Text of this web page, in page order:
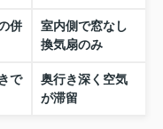
併
室内側で窓なし
換気扇のみ
で
奥行き深く空気
が滞留